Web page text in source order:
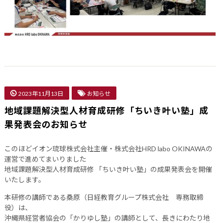
2023年11月13日 お知らせ
地域課題解決型人材育成研修「ちいき叶い塾」成
果発表会のお知らせ
このほどイオン琉球株式会社主催・株式会社HRD labo OKINAWAの
運営で進めてまいりました
地域課題解決型人材育成研修 「ちいき叶い塾」の成果発表会を開催
いたします。
本研修の講師である桑原（日経教育グループ株式会社 専務取締
役）は、
沖縄県経営者協会の「かりゆし塾」の講師として、長きにわたり地